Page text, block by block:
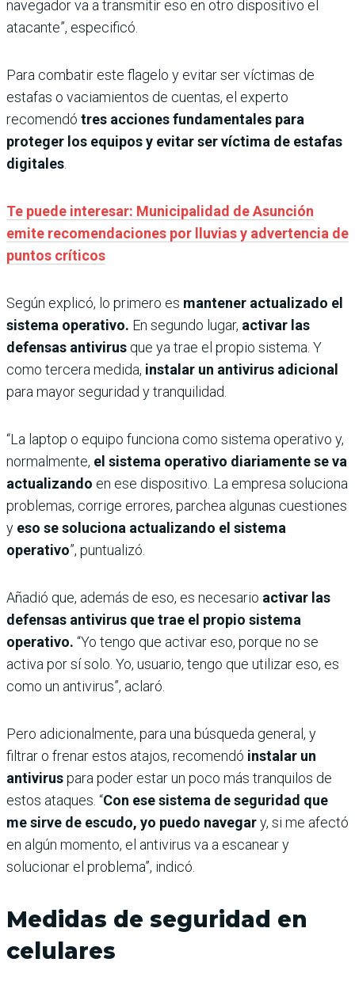
navegador va a transmitir eso en otro dispositivo el
atacante”, especificó.
Para combatir este flagelo y evitar ser víctimas de
estafas o vaciamientos de cuentas, el experto
recomendó tres acciones fundamentales para
proteger los equipos y evitar ser víctima de estafas
digitales.
Te puede interesar: Municipalidad de Asunción
emite recomendaciones por lluvias y advertencia de
puntos críticos
Según explicó, lo primero es mantener actualizado el
sistema operativo. En segundo lugar, activar las
defensas antivirus que ya trae el propio sistema. Y
como tercera medida, instalar un antivirus adicional
para mayor seguridad y tranquilidad.
“La laptop o equipo funciona como sistema operativo y,
normalmente, el sistema operativo diariamente se va
actualizando en ese dispositivo. La empresa soluciona
problemas, corrige errores, parchea algunas cuestiones
y eso se soluciona actualizando el sistema
operativo”, puntualizó.
Añadió que, además de eso, es necesario activar las
defensas antivirus que trae el propio sistema
operativo. “Yo tengo que activar eso, porque no se
activa por sí solo. Yo, usuario, tengo que utilizar eso, es
como un antivirus”, aclaró.
Pero adicionalmente, para una búsqueda general, y
filtrar o frenar estos atajos, recomendó instalar un
antiviruspara poder estar un poco más tranquilos de
estos ataques. “Con ese sistema de seguridad que
me sirve de escudo, yo puedo navegary, si me afectó
en algún momento, el antivirus va a escanear y
solucionar el problema”, indicó.
Medidas de seguridad en
celulares